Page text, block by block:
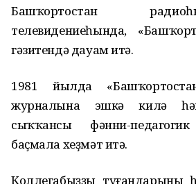
Башҡортостан
телевидениеһында,
гәзитендә дауам итә.
1981 йылда
журналына эшкә килә
сыҡҡансы фәнни-
баҫмала хеҙмәт итә.
Коллегабыҙҙың